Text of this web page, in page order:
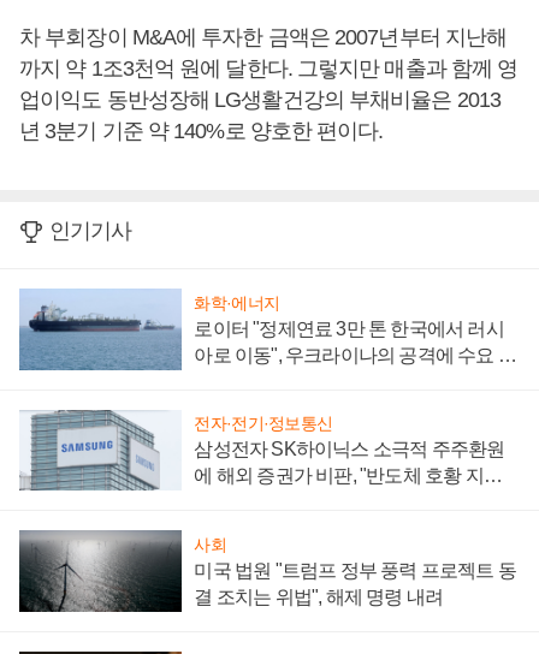
차 부회장이 M&A에 투자한 금액은 2007년부터 지난해
까지 약 1조3천억 원에 달한다. 그렇지만 매출과 함께 영
업이익도 동반성장해 LG생활건강의 부채비율은 2013
년 3분기 기준 약 140%로 양호한 편이다.
인기기사
화학·에너지
로이터 "정제연료 3만 톤 한국에서 러시
아로 이동", 우크라이나의 공격에 수요 늘
전자·전기·정보통신
삼성전자 SK하이닉스 소극적 주주환원
에 해외 증권가 비판, "반도체 호황 지속
사회
미국 법원 "트럼프 정부 풍력 프로젝트 동
결 조치는 위법", 해제 명령 내려